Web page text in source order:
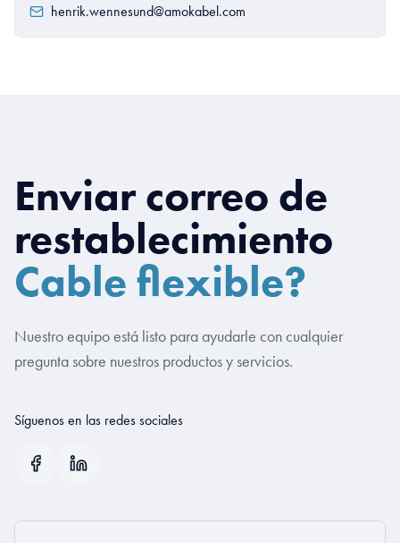
henrik.wennesund@amokabel.com
Enviar correo de
restablecimiento
Cable flexible?
Nuestro equipo está listo para ayudarle con cualquier
pregunta sobre nuestros productos y servicios.
Síguenos en las redes sociales